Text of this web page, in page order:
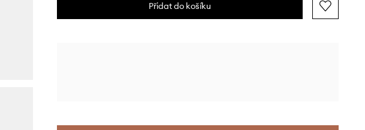
Přidat do košíku